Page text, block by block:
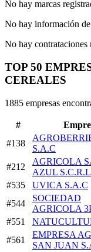
No hay marcas
No hay información
No hay contrataciones
TOP 50
CEREALES
1885 empresas
#
#138
S.A.C
#212
AGRICOLA
AZUL S.C.R.L
#535
UVICA S.A.C
#544
SOCIEDAD
AGRICOLA
#551
#561
EMPRESA
SAN JUAN